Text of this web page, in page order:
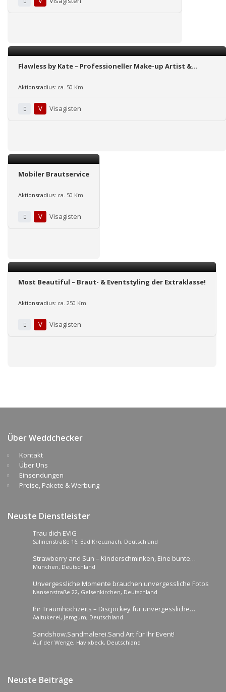
Flawless by Kate – Professioneller Make-up Artist &
Aktionsradius: ca. 50 Km
V Visagisten
Mobiler Brautservice
Aktionsradius: ca. 50 Km
V Visagisten
Most Beautiful – Braut- & Eventstyling der Extraklasse!
Aktionsradius: ca. 250 Km
V Visagisten
Über Weddchecker
Kontakt
Über Uns
Einsendungen
Preise, Pakete & Werbung
Neuste Dienstleister
Trau dich EVIG
Salinenstraße 16, Bad Kreuznach, Deutschland
Strawberry and Sun – Kinderschminken, Eine bunte
Überraschung für die kleinen Gäste!
München, Deutschland
Unvergessliche Momente brauchen unvergessliche Fotos
Nansenstraße 22, Gelsenkirchen, Deutschland
Ihr Traumhochzeits – Discjockey für unvergessliche
Momente!
Aaltukerei, Jemgum, Deutschland
Sandshow.Sandmalerei.Sand Art für Ihr Event!
Auf der Wenge, Havixbeck, Deutschland
Neuste Beiträge